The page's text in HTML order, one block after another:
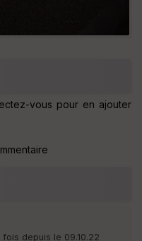
vous pour en ajouter
depuis le 09.10.22